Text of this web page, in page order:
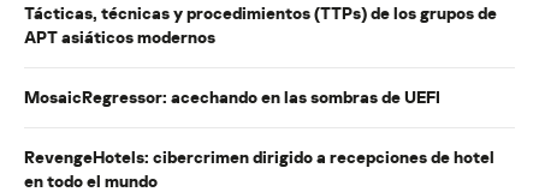
Tácticas, técnicas y procedimientos (TTPs) de los grupos de
APT asiáticos modernos
MosaicRegressor: acechando en las sombras de UEFI
RevengeHotels: cibercrimen dirigido a recepciones de hotel
en todo el mundo